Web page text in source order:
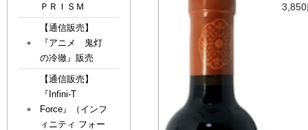
ＰＲＩＳＭ
【通信販売】
『アニメ 鬼灯
の冷徹』販売
【通信販売】
『Infini-T
Force』（インフ
ィニティ フォー